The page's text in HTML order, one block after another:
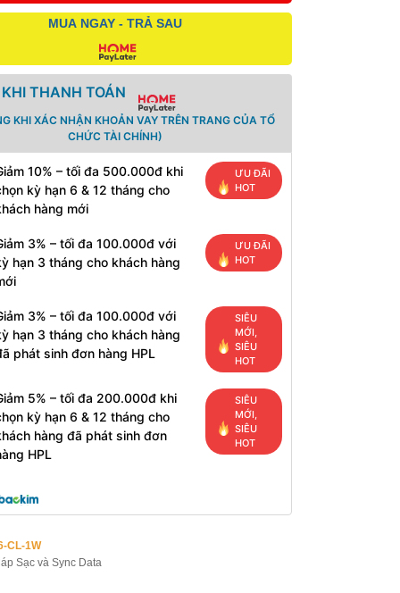
MUA NGAY - TRẢ SAU
THANH TOÁN
KHI XÁC NHẬN KHOẢN VAY TRÊN TRANG CỦA TỔ
CHỨC TÀI CHÍNH)
10% – tối đa 500.000đ khi
kỳ hạn 6 & 12 tháng cho
hàng mới
ƯU ĐÃI
HOT
3% – tối đa 100.000đ với
hạn 3 tháng cho khách hàng
ƯU ĐÃI
HOT
3% – tối đa 100.000đ với
hạn 3 tháng cho khách hàng
phát sinh đơn hàng HPL
SIÊU
MỚI,
SIÊU
HOT
5% – tối đa 200.000đ khi
kỳ hạn 6 & 12 tháng cho
hàng đã phát sinh đơn
HPL
SIÊU
MỚI,
SIÊU
HOT
CL-1W
Sạc và Sync Data